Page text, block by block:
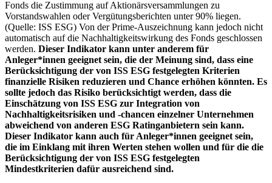
Fonds die Zustimmung auf Aktionärsversammlungen zu
Vorstandswahlen oder Vergütungsberichten unter 90% liegen.
(Quelle: ISS ESG) Von der Prime-Auszeichnung kann jedoch nicht
automatisch auf die Nachhaltigkeitswirkung des Fonds geschlossen
werden. Dieser Indikator kann unter anderem für
Anleger*innen geeignet sein, die der Meinung sind, dass eine
Berücksichtigung der von ISS ESG festgelegten Kriterien
finanzielle Risiken reduzieren und Chance erhöhen könnten. Es
sollte jedoch das Risiko berücksichtigt werden, dass die
Einschätzung von ISS ESG zur Integration von
Nachhaltigkeitsrisiken und -chancen einzelner Unternehmen
abweichend von anderen ESG Ratinganbietern sein kann.
Dieser Indikator kann auch für Anleger*innen geeignet sein,
die im Einklang mit ihren Werten stehen wollen und für die die
Berücksichtigung der von ISS ESG festgelegten
Mindestkriterien dafür ausreichend sind.